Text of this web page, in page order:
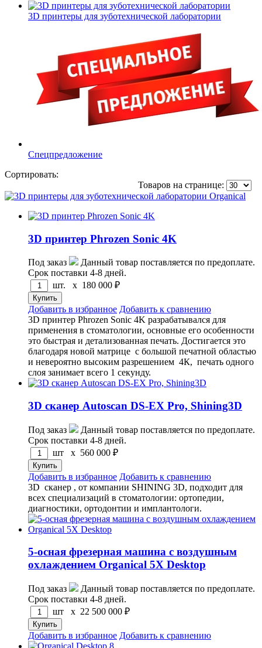
3D принтеры для зуботехнической лаборатории
Спецпредложение
Сортировать:
Товаров на странице:
3D принтер Phrozen Sonic 4K
Под заказ
Данный товар поставляется по предоплате.
Срок поставки 4-8 дней.
шт. x 180 000 ₽
Добавить в избранное Добавить к сравнению
3D принтер Phrozen Sonic 4K разрабатывался для
применения в стоматологии, основные его особенности
это быстрая и детализованная печать. Достигается это
благодаря новой матрице с большой печатной областью
и невероятно высоким разрешением 4К, печать одного
слоя занимает всего 1 секунду.
3D сканер Autoscan DS-EX Pro, Shining3D
Под заказ
Данный товар поставляется по предоплате.
Срок поставки 4-8 дней.
шт x 560 000 ₽
Добавить в избранное Добавить к сравнению
3D сканер , от компании SHINING 3D, подходит для
всех специализаций в стоматологии: ортопедии,
диагностики, ортодонтии и имплантологи.
5-осная фрезерная машина с воздушным
охлаждением Organical 5X Desktop
Под заказ
Данный товар поставляется по предоплате.
Срок поставки 4-8 дней.
шт x 22 500 000 ₽
Добавить в избранное Добавить к сравнению